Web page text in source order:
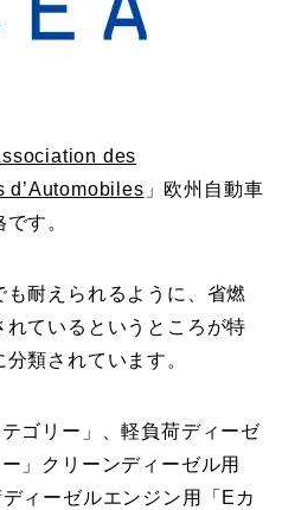
des
d’Automobiles 」欧州自動車
す。
耐えられるように、省燃
ているというところが特
類されています。
ゴリー」、軽負荷ディーゼ
」クリーンディーゼル用
ィーゼルエンジン用「Eカ